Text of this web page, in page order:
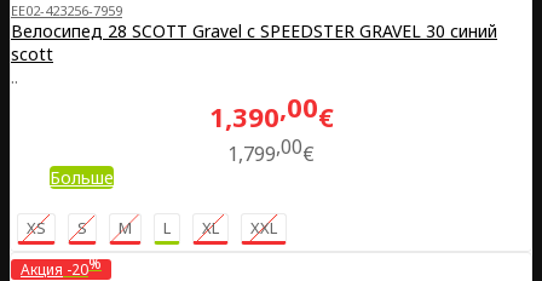
EE02-423256-7959
Велосипед 28 SCOTT Gravel с SPEEDSTER GRAVEL 30 синий
scott
..
1,390 00€
1,799 00€
Больше
XS S M L XL XXL
Акция -20%